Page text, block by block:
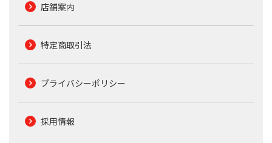
店舗案内
特定商取引法
プライバシーポリシー
採用情報